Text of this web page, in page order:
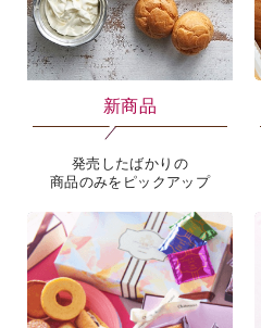
新商品
発売したばかりの
商品のみをピックアップ